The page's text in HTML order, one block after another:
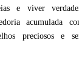
e viver
acumulada
preciosos e